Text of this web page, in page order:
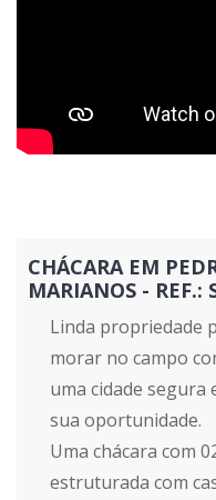
CHÁCARA EM
MARIANOS - REF.:
Linda propriedade
morar no campo
uma cidade segura
sua oportunidade.
Uma chácara com
estruturada com